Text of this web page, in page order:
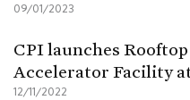
09/01/2023
CPI launches
Accelerator Facility
12/11/2022